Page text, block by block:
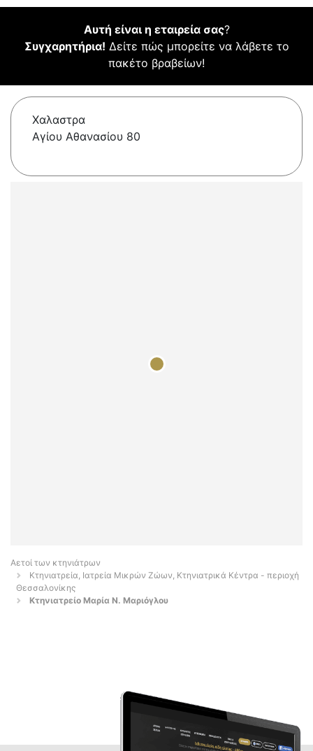
Αυτή είναι η εταιρεία σας?
Συγχαρητήρια! Δείτε πώς μπορείτε να λάβετε το
πακέτο βραβείων!
Χαλαστρα
Αγίου Αθανασίου 80
Αετοί των κτηνιάτρων
Κτηνιατρεία, Ιατρεία Μικρών Ζώων, Κτηνιατρικά Κέντρα - περιοχή
Θεσσαλονίκης
Κτηνιατρείο Μαρία Ν. Μαριόγλου